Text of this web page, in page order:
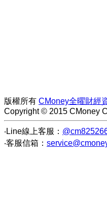
版權所有 CMoney全曜財經
Copyright © 2015 CMoney
‧Line線上客服：
‧客服信箱：